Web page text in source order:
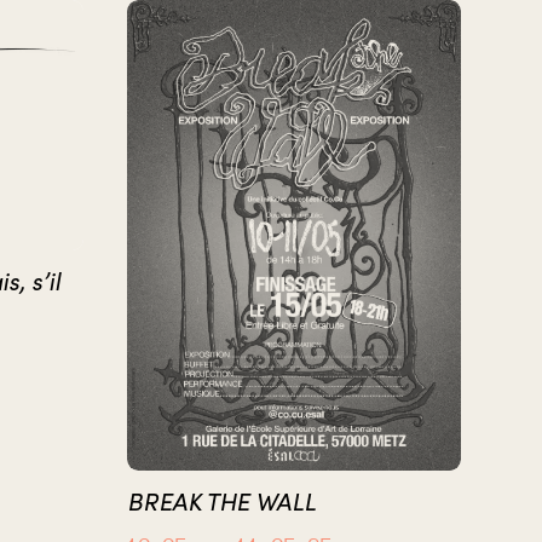
s’il
BREAK THE WALL